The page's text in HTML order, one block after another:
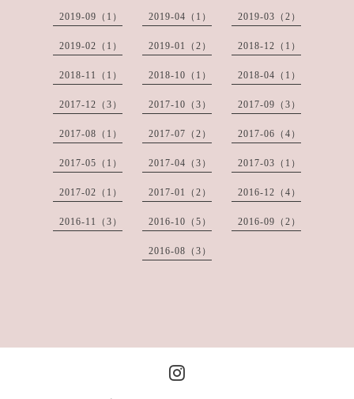
2019-09（1） 2019-04（1） 2019-03（2）
2019-02（1） 2019-01（2） 2018-12（1）
2018-11（1） 2018-10（1） 2018-04（1）
2017-12（3） 2017-10（3） 2017-09（3）
2017-08（1） 2017-07（2） 2017-06（4）
2017-05（1） 2017-04（3） 2017-03（1）
2017-02（1） 2017-01（2） 2016-12（4）
2016-11（3） 2016-10（5） 2016-09（2）
2016-08（3）